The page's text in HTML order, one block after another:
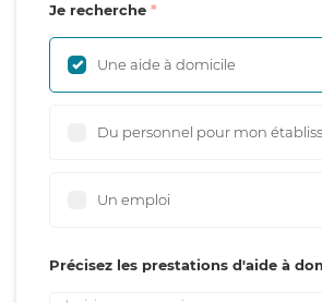
Je recherche
Une aide à domicile
Du personnel pour mon
Un emploi
Précisez les prestations d'aide à